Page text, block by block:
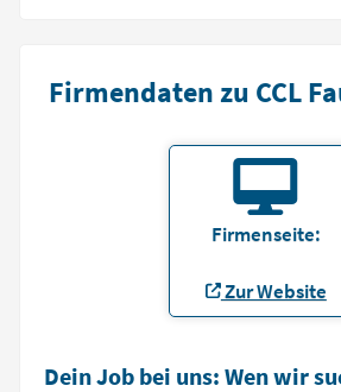
Firmendaten zu CCL
Firmenseite:
Zur Website
Dein Job bei uns: Wen wir